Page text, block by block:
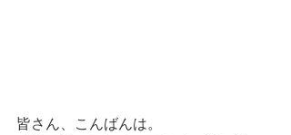
皆さん、こんばんは。